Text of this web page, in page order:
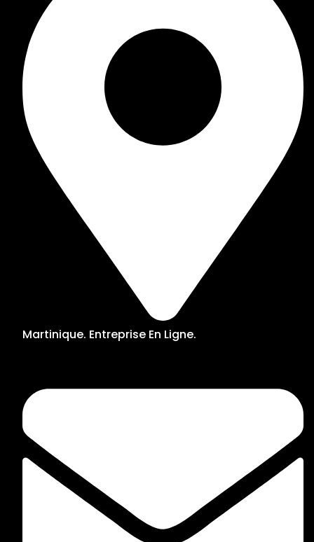
Martinique. Entreprise En Ligne.